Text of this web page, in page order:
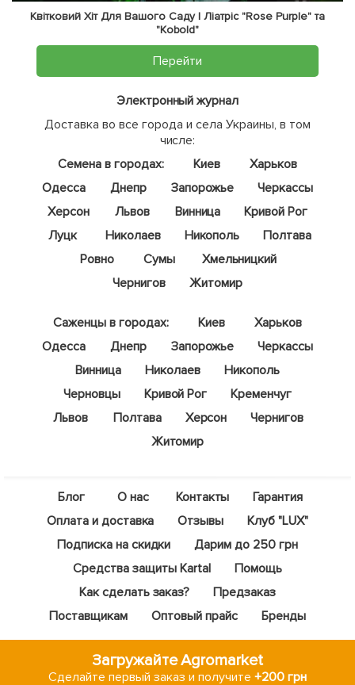
Квітковий Хіт Для Вашого Саду | Ліатріс "Rose Purple" та
"Kobold"
Перейти
Электронный журнал
Доставка во все города и села Украины, в том
числе:
Семена в городах:
Киев
Харьков
Одесса
Днепр Запорожье
Черкассы
Херсон
Львов Винница
Кривой Рог
Луцк
Николаев Никополь
Полтава
Ровно
Сумы
Хмельницкий
Чернигов
Житомир
Саженцы в городах: Киев
Харьков
Одесса
Днепр Запорожье
Черкассы
Винница
Николаев
Никополь
Черновцы
Кривой Рог
Кременчуг
Львов
Полтава Херсон
Чернигов
Житомир
Блог О нас Контакты
Гарантия
Оплата и доставка
Отзывы
Клуб "LUX"
Подписка на скидки
Дарим до 250 грн
Средства защиты Kartal
Помощь
Как сделать заказ?
Предзаказ
Поставщикам
Оптовый прайс Бренды
Загружайте Agromarket
Сделайте первый заказ и получите +200 грн